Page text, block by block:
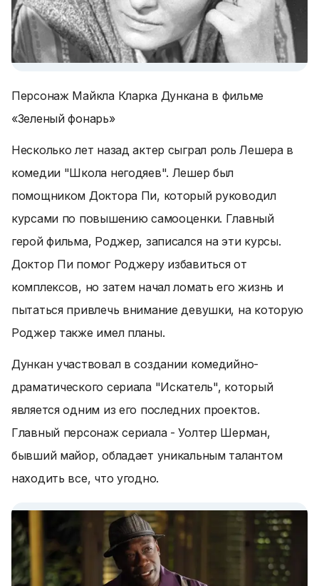
Персонаж Майкла Кларка Дункана в фильме
«Зеленый фонарь»
Несколько лет назад актер сыграл роль Лешера в
комедии "Школа негодяев". Лешер был
помощником Доктора Пи, который руководил
курсами по повышению самооценки. Главный
герой фильма, Роджер, записался на эти курсы.
Доктор Пи помог Роджеру избавиться от
комплексов, но затем начал ломать его жизнь и
пытаться привлечь внимание девушки, на которую
Роджер также имел планы.
Дункан участвовал в создании комедийно-
драматического сериала "Искатель", который
является одним из его последних проектов.
Главный персонаж сериала - Уолтер Шерман,
бывший майор, обладает уникальным талантом
находить все, что угодно.